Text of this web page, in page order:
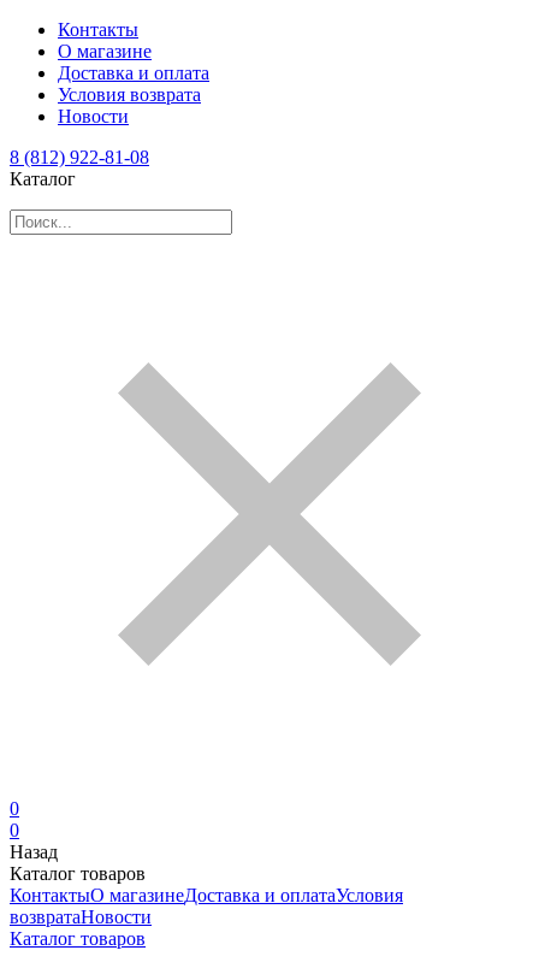
Контакты
О магазине
Доставка и оплата
Условия возврата
Новости
8 (812) 922-81-08
Каталог
0
0
Назад
Каталог товаров
КонтактыО магазинеДоставка и оплатаУсловия
возвратаНовости
Каталог товаров